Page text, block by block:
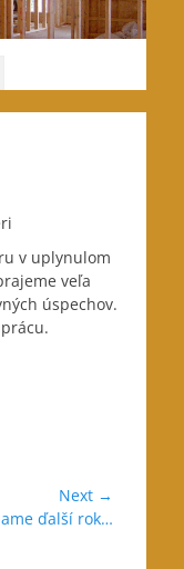
v uplynulom
veľa
úspechov.
Next →
ďalší rok…